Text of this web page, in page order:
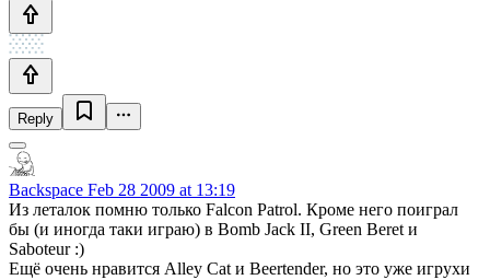
Reply
Backspace Feb 28 2009 at 13:19
Из леталок помню только Falcon Patrol. Кроме него поиграл
бы (и иногда таки играю) в Bomb Jack II, Green Beret и
Saboteur :)
Ещё очень нравится Alley Cat и Beertender, но это уже игрухи